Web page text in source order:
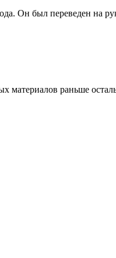
Он был переведен на
материалов раньше